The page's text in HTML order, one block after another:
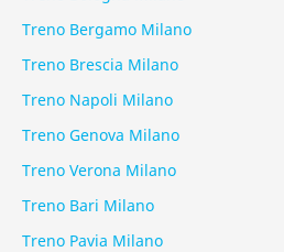
Treno Bergamo Milano
Treno Brescia Milano
Treno Napoli Milano
Treno Genova Milano
Treno Verona Milano
Treno Bari Milano
Treno Pavia Milano